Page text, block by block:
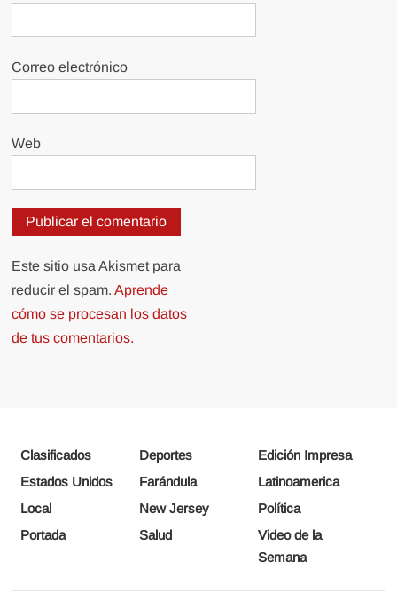
Correo electrónico
Web
Este sitio usa Akismet para
reducir el spam.Aprende
cómo se procesan los datos
de tus comentarios.
Clasificados Deportes
Edición Impresa
Estados Unidos
Farándula
Latinoamerica
Local
New Jersey
Política
Portada
Salud
Video de la
Semana